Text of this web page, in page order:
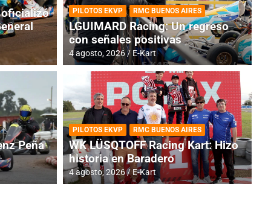
Horarios para la
oficializó
Peña
PILOTOS EKVP RMC BUENOS AIRES
LGUIMARD Racing: Un regreso
con señales positivas
4 agosto, 2026 E-Kart
PILOTOS EKVP RMC BUENOS AIRES
WK LÜSQTOFF Racing Kart: Hizo
historia en Baradero
4 agosto, 2026 E-Kart